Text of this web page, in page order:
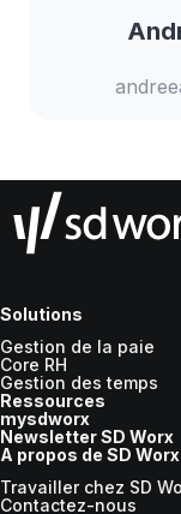
Solutions
Gestion de la paie
Core RH
Gestion des temps
Ressources
mysdworx
Newsletter SD Worx
A propos de SD Worx
Travailler chez SD
Contactez-nous